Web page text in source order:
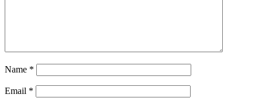
Name *
Email *